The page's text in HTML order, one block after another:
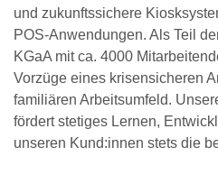
und zukunftssichere
POS-Anwendungen. Als Teil
KGaA mit ca. 4000
Vorzüge eines krisensicheren
familiären Arbeitsumfeld.
fördert stetiges Lernen,
unseren Kund:innen stets die